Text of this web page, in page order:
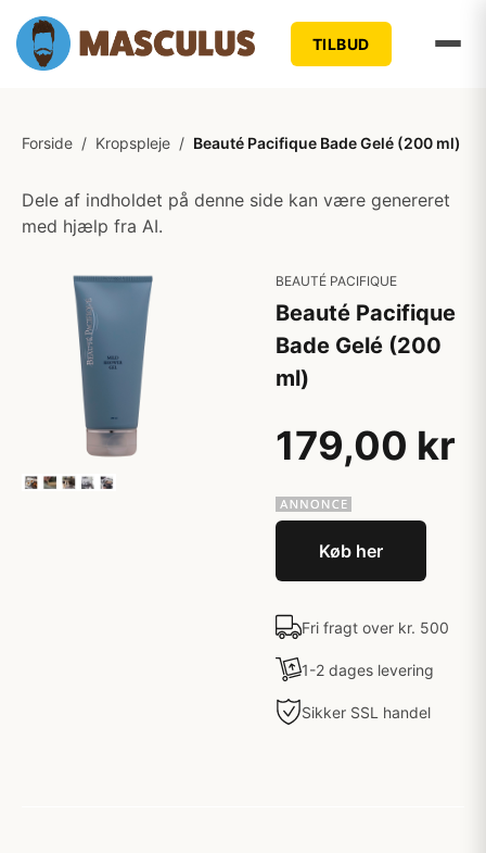
TILBUD
Forside / Kropspleje / Beauté Pacifique Bade Gelé (200 ml)
Dele af indholdet på denne side kan være genereret
med hjælp fra AI.
BEAUTÉ PACIFIQUE
Beauté Pacifique
Bade Gelé (200
ml)
179,00 kr
Køb her
Fri fragt over kr. 500
1-2 dages levering
Sikker SSL handel